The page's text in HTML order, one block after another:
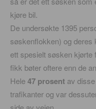
kjøre bil.
De undersøkte 1395
søskenflokken) og deres
ett spesielt søsken kjørte
fikk bøter oftere enn de
Hele47 prosent av
trafikanter og var